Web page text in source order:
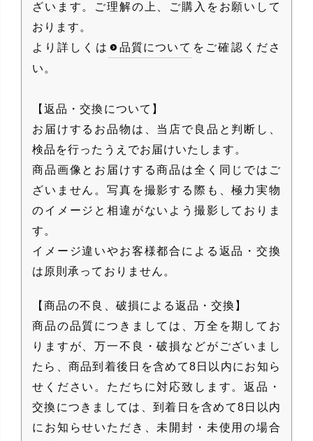
ざいます。ご理解の上、ご購入をお願いして
おります。
より詳しくは
品質について をご確認くださ
い。
【返品・交換について】
お届けするお品物は、当店で良品と判断し、
検品を行ったうえでお届けいたします。
商品画像とお届けする商品は全く同じではご
ざいません。写真を撮影する際も、極力実物
のイメージと相違がないよう撮影しておりま
す。
イメージ違いやお客様都合による返品・交換
は原則承っておりません。
【商品の不良、破損による返品・交換】
商品の品質につきましては、万全を期してお
りますが、万一不良・破損などがございまし
たら、商品到着後日を含めて8日以内にお知ら
せください。ただちに対応致します。返品・
交換につきましては、到着日を含めて8日以内
にお知らせいただき、未開封・未使用の場合